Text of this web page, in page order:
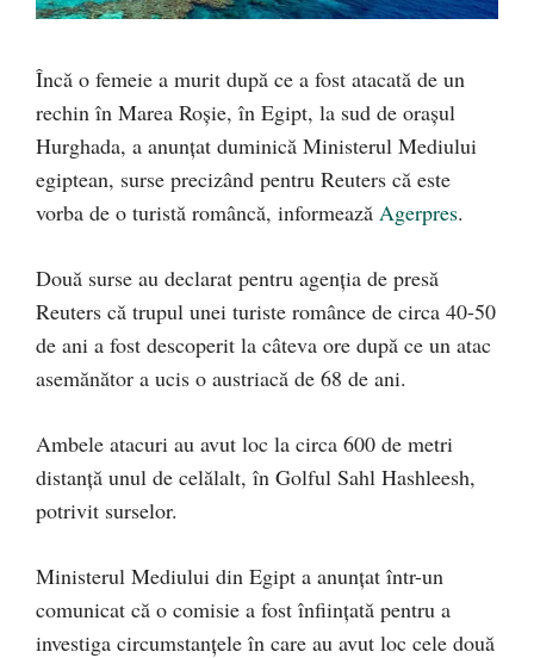
Încă o femeie a murit după ce a fost atacată de un
rechin în Marea Roşie, în Egipt, la sud de oraşul
Hurghada, a anunţat duminică Ministerul Mediului
egiptean, surse precizând pentru Reuters că este
vorba de o turistă româncă, informează Agerpres.
Două surse au declarat pentru agenţia de presă
Reuters că trupul unei turiste românce de circa 40-50
de ani a fost descoperit la câteva ore după ce un atac
asemănător a ucis o austriacă de 68 de ani.
Ambele atacuri au avut loc la circa 600 de metri
distanţă unul de celălalt, în Golful Sahl Hashleesh,
potrivit surselor.
Ministerul Mediului din Egipt a anunţat într-un
comunicat că o comisie a fost înfiinţată pentru a
investiga circumstanţele în care au avut loc cele două